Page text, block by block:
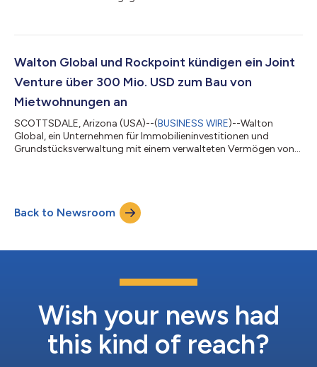
mehr als 137 Millionen USD belaufen werden, was auf starke
ganz Nordamerika zurückzuführen ist. Insgesamt wurden
bereits 130 Millionen USD an Investoren ausgeschüttet, wob...
Walton Global und Rockpoint kündigen ein Joint
Venture über 300 Mio. USD zum Bau von
Mietwohnungen an
SCOTTSDALE, Arizona (USA)--(BUSINESS WIRE)--Walton
Global, ein Unternehmen für Immobilieninvestitionen und
Grundstücksverwaltung mit einem verwalteten Vermögen von
wachsende Nachfrage nach Einfamilienhäusern für Mieter in den
Vereinigten Staaten zu decken. Rockpoint plant, bis zu
300 Millionen USD an Eigenkapital in den B...
Back to Newsroom
Wish your news had
this kind of reach?